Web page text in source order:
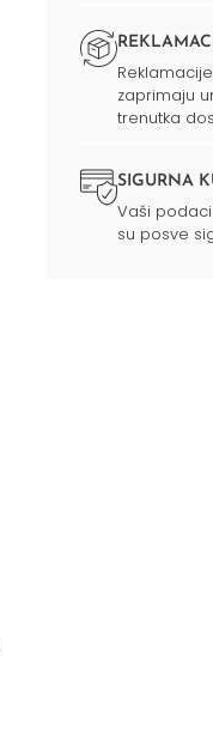
zaprimaju
trenutka
SIGURNA
Vaši
su posve